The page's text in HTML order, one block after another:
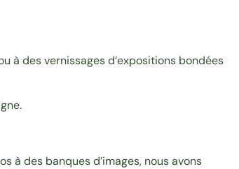
à des vernissages d’expositions bondées
à des banques d’images, nous avons